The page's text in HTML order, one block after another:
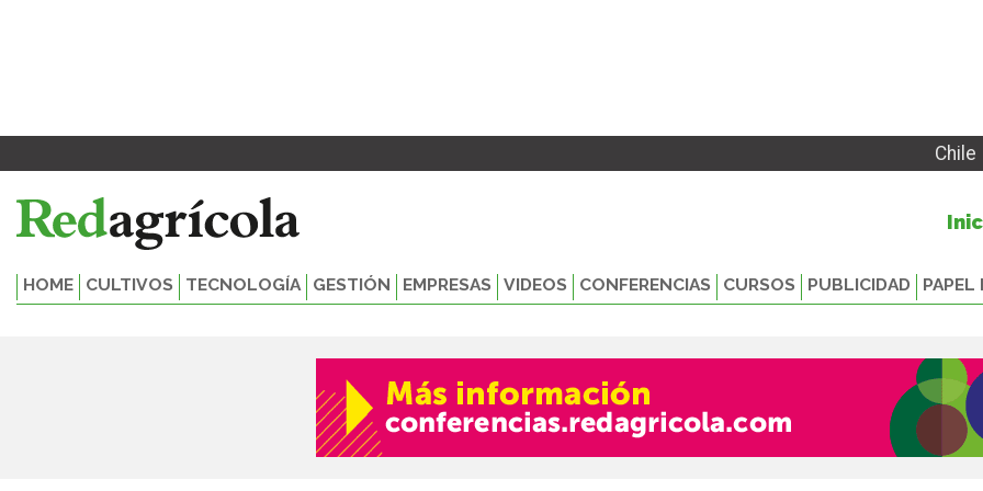
Chile
HOME CULTIVOS TECNOLOGÍA GESTIÓN EMPRESAS VIDEOS CONFERENCIAS CURSOS PUBLICIDAD PAPEL